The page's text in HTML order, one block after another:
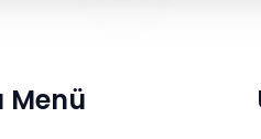
Menü